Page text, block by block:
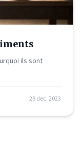
ils sont
29 dec. 2023